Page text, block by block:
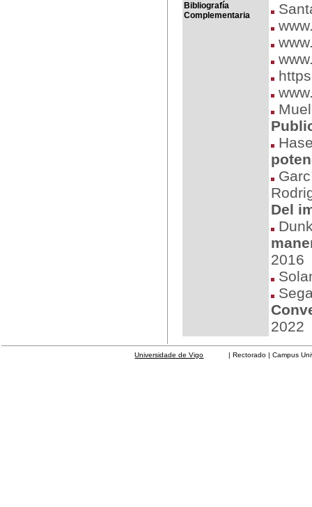
Bibliografía
Complementaria
Del
2016
2022
Universidade de Vigo | Rectorado | Campus